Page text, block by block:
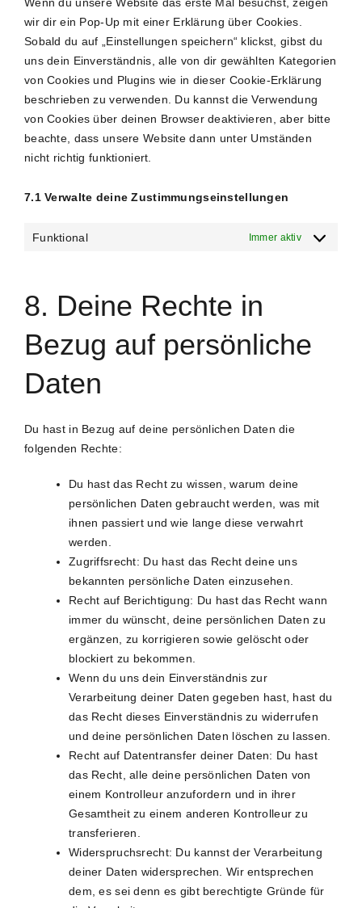
Wenn du unsere Website das erste Mal besuchst, zeigen
wir dir ein Pop-Up mit einer Erklärung über Cookies.
Sobald du auf „Einstellungen speichern“ klickst, gibst du
uns dein Einverständnis, alle von dir gewählten Kategorien
von Cookies und Plugins wie in dieser Cookie-Erklärung
beschrieben zu verwenden. Du kannst die Verwendung
von Cookies über deinen Browser deaktivieren, aber bitte
beachte, dass unsere Website dann unter Umständen
nicht richtig funktioniert.
7.1 Verwalte deine Zustimmungseinstellungen
Funktional Immer aktiv
8. Deine Rechte in
Bezug auf persönliche
Daten
Du hast in Bezug auf deine persönlichen Daten die
folgenden Rechte:
Du hast das Recht zu wissen, warum deine
persönlichen Daten gebraucht werden, was mit
ihnen passiert und wie lange diese verwahrt
werden.
Zugriffsrecht: Du hast das Recht deine uns
bekannten persönliche Daten einzusehen.
Recht auf Berichtigung: Du hast das Recht wann
immer du wünscht, deine persönlichen Daten zu
ergänzen, zu korrigieren sowie gelöscht oder
blockiert zu bekommen.
Wenn du uns dein Einverständnis zur
Verarbeitung deiner Daten gegeben hast, hast du
das Recht dieses Einverständnis zu widerrufen
und deine persönlichen Daten löschen zu lassen.
Recht auf Datentransfer deiner Daten: Du hast
das Recht, alle deine persönlichen Daten von
einem Kontrolleur anzufordern und in ihrer
Gesamtheit zu einem anderen Kontrolleur zu
transferieren.
Widerspruchsrecht: Du kannst der Verarbeitung
deiner Daten widersprechen. Wir entsprechen
dem, es sei denn es gibt berechtigte Gründe für